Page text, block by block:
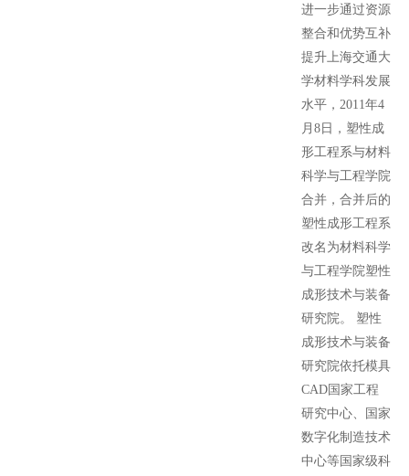
进一步通过资源
整合和优势互补
提升上海交通大
学材料学科发展
水平，2011年4
月8日，塑性成
形工程系与材料
科学与工程学院
合并，合并后的
塑性成形工程系
改名为材料科学
与工程学院塑性
成形技术与装备
研究院。 塑性
成形技术与装备
研究院依托模具
CAD国家工程
研究中心、国家
数字化制造技术
中心等国家级科